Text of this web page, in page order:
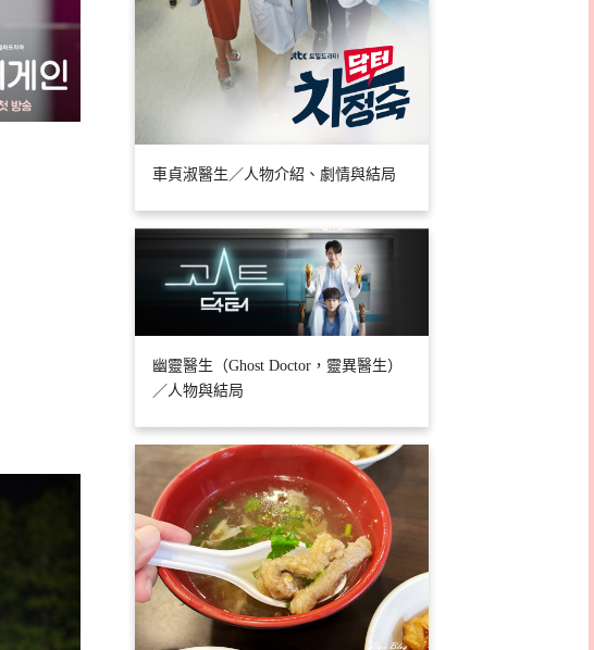
車貞淑醫生／人物介紹、劇情與結局
幽靈醫生（Ghost Doctor，靈異醫生）
／人物與結局